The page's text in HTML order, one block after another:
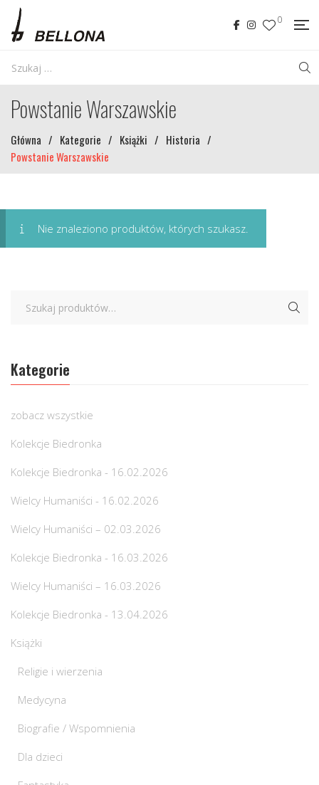
0
Powstanie Warszawskie
Główna / Kategorie / Książki / Historia /
Powstanie Warszawskie
Nie znaleziono produktów, których szukasz.
Kategorie
zobacz wszystkie
Kolekcje Biedronka
Kolekcje Biedronka - 16.02.2026
Wielcy Humaniści - 16.02.2026
Wielcy Humaniści – 02.03.2026
Kolekcje Biedronka - 16.03.2026
Wielcy Humaniści – 16.03.2026
Kolekcje Biedronka - 13.04.2026
Książki
Religie i wierzenia
Medycyna
Biografie / Wspomnienia
Dla dzieci